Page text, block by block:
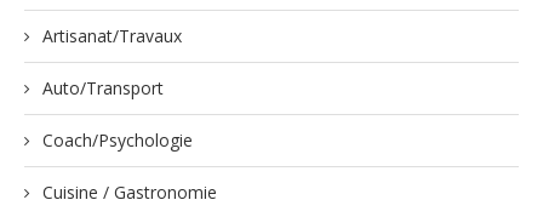
Artisanat/Travaux
Auto/Transport
Coach/Psychologie
Cuisine / Gastronomie